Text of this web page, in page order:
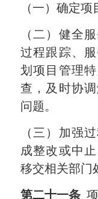
（一）确定
（二）健全
过程跟踪、
划项目管理
查，及时协
问题。
（三）加强
成整改或中
移交相关部门
第二十一条